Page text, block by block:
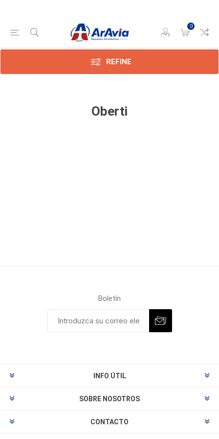
0
REFINE
Oberti
Boletín
INFO ÚTIL
SOBRE NOSOTROS
CONTACTO